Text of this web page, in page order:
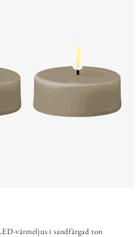
värmeljus i sandfärgad ton